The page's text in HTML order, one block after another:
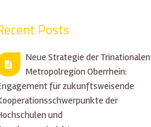
Posts
Neue Strategie der Trinationalen
Metropolregion Oberrhein:
für zukunftsweisende
der
und